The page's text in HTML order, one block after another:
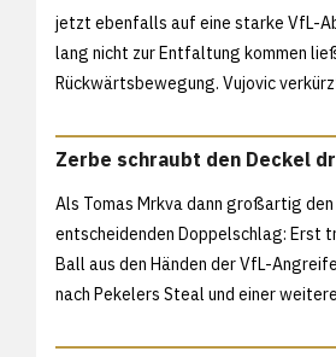
jetzt ebenfalls auf eine starke VfL-
lang nicht zur Entfaltung kommen
Rückwärtsbewegung. Vujovic
Zerbe schraubt den Deckel
Als Tomas Mrkva dann großartig
entscheidenden Doppelschlag: Erst
Ball aus den Händen der VfL-
nach Pekelers Steal und einer